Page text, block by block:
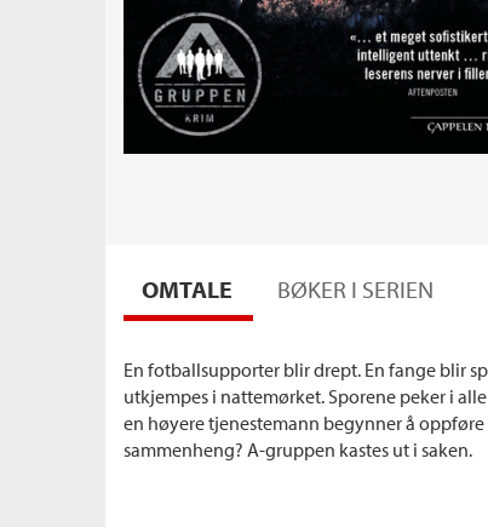
OMTALE BØKER I SERIEN
En fotballsupporter blir drept. En fange blir
utkjempes i nattemørket. Sporene peker i
en høyere tjenestemann begynner å
sammenheng? A-gruppen kastes ut i saken.